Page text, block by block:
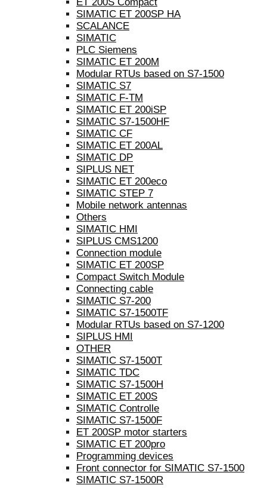
SIMATIC ET 200SP HA
SCALANCE
SIMATIC
PLC Siemens
SIMATIC ET 200M
Modular RTUs based on S7-1500
SIMATIC S7
SIMATIC F-TM
SIMATIC ET 200iSP
SIMATIC S7-1500HF
SIMATIC CF
SIMATIC ET 200AL
SIMATIC DP
SIPLUS NET
SIMATIC ET 200eco
SIMATIC STEP 7
Mobile network antennas
Others
SIMATIC HMI
SIPLUS CMS1200
Connection module
SIMATIC ET 200SP
Compact Switch Module
Connecting cable
SIMATIC S7-200
SIMATIC S7-1500TF
Modular RTUs based on S7-1200
SIPLUS HMI
OTHER
SIMATIC S7-1500T
SIMATIC TDC
SIMATIC S7-1500H
SIMATIC ET 200S
SIMATIC Controlle
SIMATIC S7-1500F
ET 200SP motor starters
SIMATIC ET 200pro
Programming devices
Front connector for SIMATIC S7-1500
SIMATIC S7-1500R